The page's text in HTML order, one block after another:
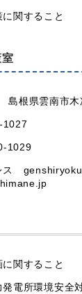
関すること
根県雲南市木
1027
1029
ス
関すること
発電所環境安全